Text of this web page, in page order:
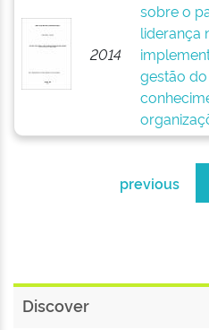
2014
sobre o
liderança
gestão do
previous
Discover